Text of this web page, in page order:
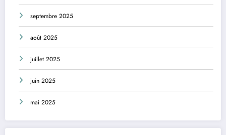
septembre 2025
août 2025
juillet 2025
juin 2025
mai 2025